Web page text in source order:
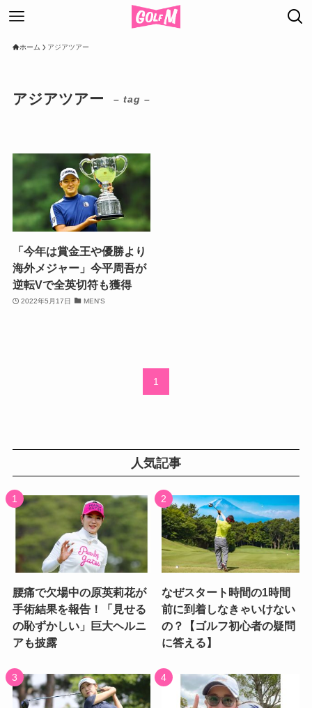
ホーム アジアツアー
アジアツアー – tag –
「今年は賞金王や優勝より
海外メジャー」今平周吾が
逆転Vで全英切符も獲得
2022年5月17日 MEN'S
1
人気記事
腰痛で欠場中の原英莉花が
手術結果を報告！「見せる
の恥ずかしい」巨大ヘルニ
アも披露
なぜスタート時間の1時間
前に到着しなきゃいけない
の？【ゴルフ初心者の疑問
に答える】